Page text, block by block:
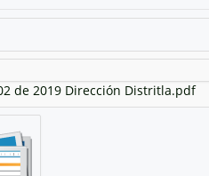
de 2019 Dirección Distritla.pdf